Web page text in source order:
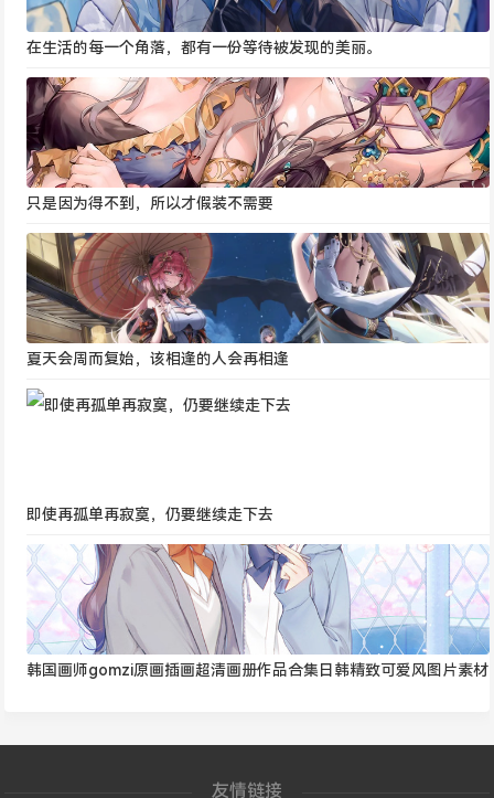
在生活的每一个角落，都有一份等待被发现的美丽。
只是因为得不到，所以才假装不需要
夏天会周而复始，该相逢的人会再相逢
即使再孤单再寂寞，仍要继续走下去
韩国画师gomzi原画插画超清画册作品合集日韩精致可爱风图片素材
友情链接